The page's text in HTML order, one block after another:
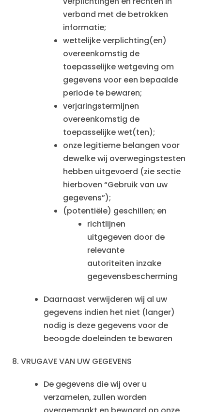
verband met de betrokken
informatie;
wettelijke verplichting(en)
overeenkomstig de
toepasselijke wetgeving om
gegevens voor een bepaalde
periode te bewaren;
verjaringstermijnen
overeenkomstig de
toepasselijke wet(ten);
onze legitieme belangen voor
dewelke wij overwegingstesten
hebben uitgevoerd (zie sectie
hierboven “Gebruik van uw
gegevens”);
(potentiële) geschillen; en
richtlijnen
uitgegeven door de
relevante
autoriteiten inzake
gegevensbescherming
Daarnaast verwijderen wij al uw
gegevens indien het niet (langer)
nodig is deze gegevens voor de
beoogde doeleinden te bewaren
8. VRUGAVE VAN UW GEGEVENS
De gegevens die wij over u
verzamelen, zullen worden